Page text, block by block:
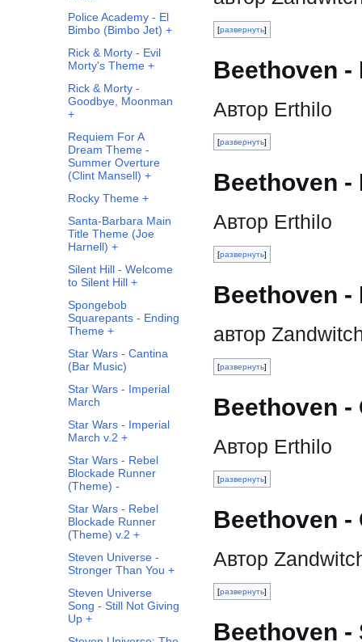
Police Academy - El
Bimbo (Bimbo Jet) +
Rick & Morty - Evil
Morty's Theme +
Rick & Morty -
Goodbye, Moonman
+
Requiem For A
Dream Theme -
Summer Overture
(Clint Mansell) +
Rocky Theme +
Santa-Barbara Main
Title Theme (Joe
Harnell) +
Silent Hill - Welcome
to Silent Hill +
Spongebob
Squarepants - Ending
Theme +
Star Wars - Cantina
(Bar Music)
Star Wars - Imperial
March
Star Wars - Imperial
March v.2 +
Star Wars - Rebel
Blockade Runner
(Theme) -
Star Wars - Rebel
Blockade Runner
(Theme) v.2 +
Steven Universe -
Stronger Than You +
Steven Universe
Song - Still Not Giving
Up +
развернуть
Beethoven -
Автор Erthilo
развернуть
Beethoven -
Автор Erthilo
развернуть
Beethoven -
автор
развернуть
Beethoven -
Автор Erthilo
развернуть
Beethoven -
Автор
развернуть
Beethoven -